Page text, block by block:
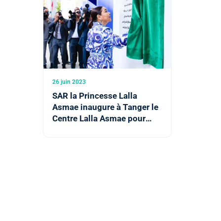
26 juin 2023
SAR la Princesse Lalla
Asmae inaugure à Tanger le
Centre Lalla Asmae pour